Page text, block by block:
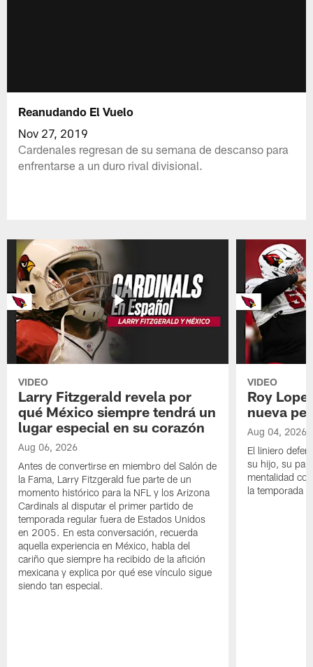
Reanudando El Vuelo
Nov 27, 2019
Cardenales regresan de su semana de descanso para
enfrentarse a un duro rival divisional.
VIDEO
Larry Fitzgerald revela por
qué México siempre tendrá un
lugar especial en su corazón
Aug 06, 2026
Antes de convertirse en miembro del Salón de
la Fama, Larry Fitzgerald fue parte de un
momento histórico para la NFL y los Arizona
Cardinals al disputar el primer partido de
temporada regular fuera de Estados Unidos
en 2005. En esta conversación, recuerda
aquella experiencia en México, habla del
cariño que siempre ha recibido de la afición
mexicana y explica por qué ese vínculo sigue
siendo tan especial.
VIDEO
Roy
nueva
Aug 04, 2026
El liniero
su hijo, su
mentalidad
la temporada